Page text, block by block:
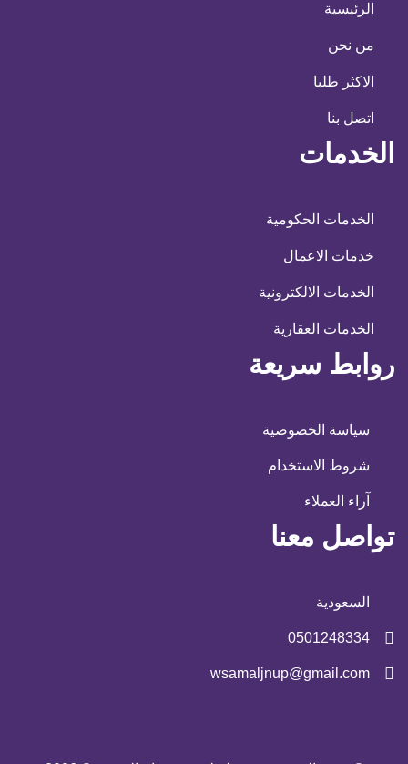
الرئيسية
من نحن
الاكثر طلبا
اتصل بنا
الخدمات
الخدمات الحكومية
خدمات الاعمال
الخدمات الالكترونية
الخدمات العقارية
روابط سريعة
سياسة الخصوصية
شروط الاستخدام
آراء العملاء
تواصل معنا
السعودية
0501248334
wsamaljnup@gmail.com